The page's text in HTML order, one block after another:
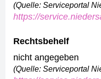
(Quelle: Serviceportal
https://
Rechtsbehelf
nicht angegeben
(Quelle: Serviceportal